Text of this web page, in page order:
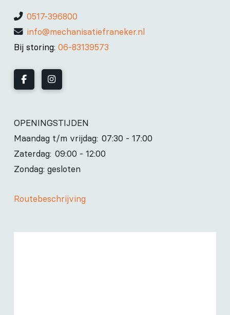
0517-396800
info@mechanisatiefraneker.nl
Bij storing: 06-83139573
OPENINGSTIJDEN
Maandag t/m vrijdag: 07:30 - 17:00
Zaterdag: 09:00 - 12:00
Zondag: gesloten
Routebeschrijving